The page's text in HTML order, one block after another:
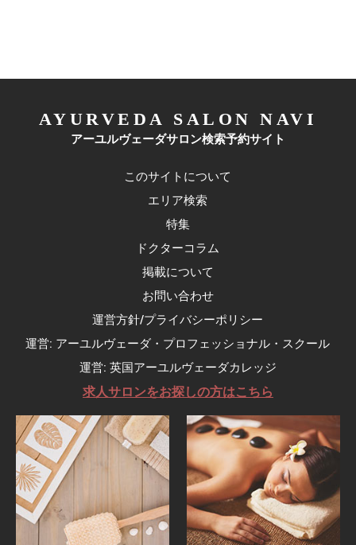
AYURVEDA SALON NAVI
アーユルヴェーダサロン検索予約サイト
このサイトについて
エリア検索
特集
ドクターコラム
掲載について
お問い合わせ
運営方針/プライバシーポリシー
運営: アーユルヴェーダ・プロフェッショナル・スクール
運営: 英国アーユルヴェーダカレッジ
求人サロンをお探しの方はこちら